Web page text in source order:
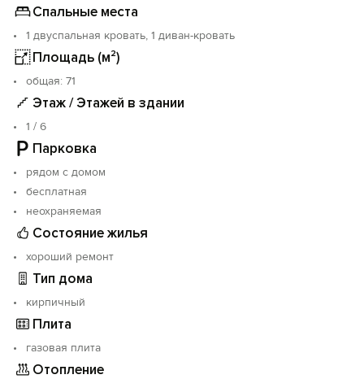
Спальные места
1 двуспальная кровать, 1 диван-кровать
Площадь (м²)
oбщая: 71
Этаж / Этажей в здании
1 / 6
Парковка
рядом с домом
бесплатная
неохраняемая
Состояние жилья
хороший ремонт
Тип дома
кирпичный
Плита
газовая плита
Отопление